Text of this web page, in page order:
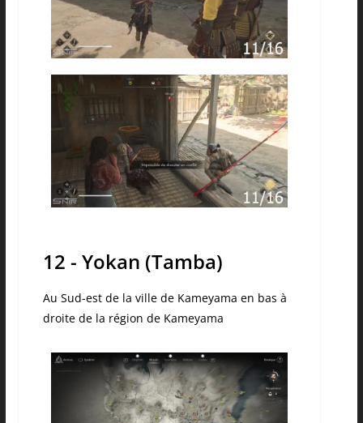
12 - Yokan (Tamba)
Au Sud-est de la ville de Kameyama en bas à
droite de la région de Kameyama